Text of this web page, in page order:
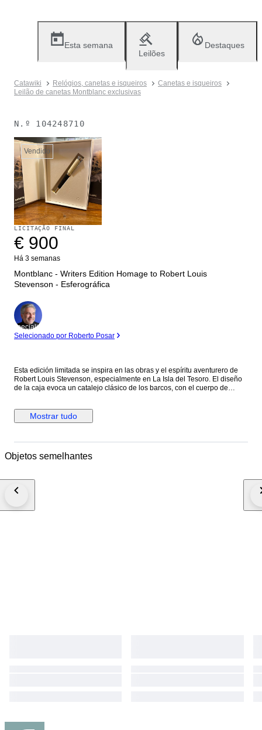
Esta semana
Leilões
Destaques
Catawiki Relógios, canetas e isqueiros
Canetas e isqueiros
Leilão de canetas Montblanc exclusivas
N.º 104248710
Vendido
LICITAÇÃO FINAL
€ 900
Há 3 semanas
Montblanc - Writers Edition Homage to Robert Louis
Stevenson - Esferográfica
Especialista
Selecionado por Roberto Posar
Esta edición limitada se inspira en las obras y el espíritu aventurero de
Robert Louis Stevenson, especialmente en La Isla del Tesoro. El diseño
de la caja evoca un catalejo clásico de los barcos, con el cuerpo de
y la rosa de los vientos grabada bajo el clip refuerza la temática de la
navegación y el descubrimiento. La parte superior del capuchón luce el
referencia pirata a la obra.
Mostrar tudo
Objetos semelhantes